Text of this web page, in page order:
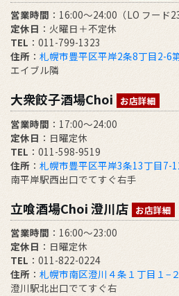
営業時間 ：16:00～24:00（LO フード
定休日 ：火曜日＋不定休
TEL ：011-799-1323
住所 ： 札幌市豊平区平岸2条8丁目2-6
エイブル隣
大衆餃子酒場Choi お店詳細
営業時間 ：17:00～24:00
定休日 ：日曜定休
TEL ：011-598-9519
住所 ： 札幌市豊平区平岸3条13丁目7-
南平岸駅西出口でてすぐ右手
立喰酒場Choi 澄川店 お店詳細
営業時間 ：16:00～23:00
定休日 ：日曜定休
TEL ：011-822-0224
住所 ： 札幌市南区澄川４条１丁目１−
澄川駅北出口でてすぐ右